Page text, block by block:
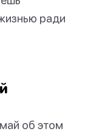
ради
об этом